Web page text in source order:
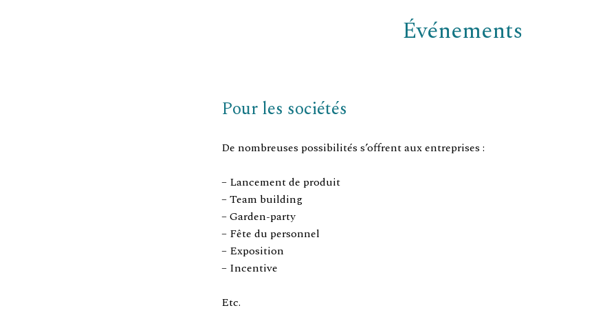
Événements
Pour les sociétés
De nombreuses possibilités s’offrent aux entreprises :
– Lancement de produit
– Team building
– Garden-party
– Fête du personnel
– Exposition
– Incentive
Etc.